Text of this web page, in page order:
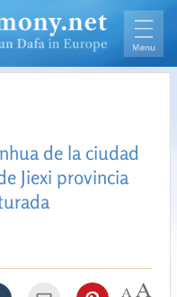
de la ciudad
Jiexi provincia